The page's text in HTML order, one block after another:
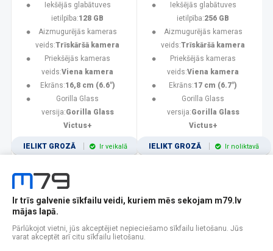
Iekšējās glabātuves
ietilpība:128 GB
Aizmugurējās kameras
veids:Trīskāršā kamera
Priekšējās kameras
veids:Viena kamera
Ekrāns:16,8 cm (6.6")
Gorilla Glass
versija:Gorilla Glass
Victus+
IELIKT GROZĀ Ir veikalā
Iekšējās glabātuves
ietilpība:256 GB
Aizmugurējās kameras
veids:Trīskāršā kamera
Priekšējās kameras
veids:Viena kamera
Ekrāns:17 cm (6.7")
Gorilla Glass
versija:Gorilla Glass
Victus+
IELIKT GROZĀ Ir noliktavā
1 2 3 4 5 6 7 8 9 10 11
Popularitātes Rādīt 12
Ir trīs galvenie sīkfailu veidi, kuriem mēs sekojam m79.lv
mājas lapā.
Pārlūkojot vietni, jūs akceptējiet nepieciešamo sīkfailu lietošanu. Jūs
varat akceptēt arī citu sīkfailu lietošanu.